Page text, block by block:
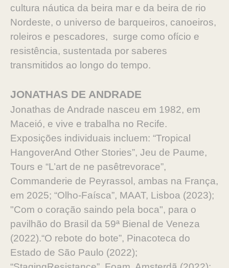
cultura náutica da beira mar e da beira de rio
Nordeste, o universo de barqueiros, canoeiros,
roleiros e pescadores, surge como ofício e
resistência, sustentada por saberes
transmitidos ao longo do tempo.
JONATHAS DE ANDRADE
Jonathas de Andrade nasceu em 1982, em
Maceió, e vive e trabalha no Recife.
Exposições individuais incluem: “Tropical
HangoverAnd Other Stories”, Jeu de Paume,
Tours e “L’art de ne pasêtrevorace”,
Commanderie de Peyrassol, ambas na França,
em 2025; “Olho-Faísca”, MAAT, Lisboa (2023);
"Com o coração saindo pela boca", para o
pavilhão do Brasil da 59ª Bienal de Veneza
(2022).“O rebote do bote”, Pinacoteca do
Estado de São Paulo (2022);